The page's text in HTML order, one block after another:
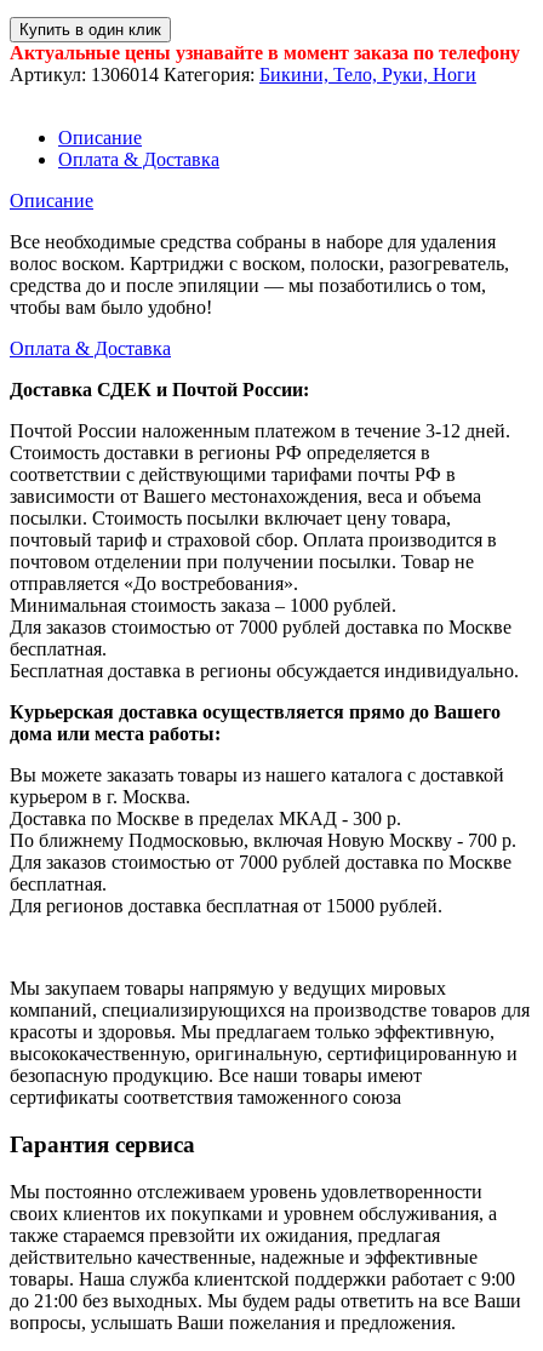
Купить в один клик
Актуальные цены узнавайте в момент заказа по телефону
Артикул: 1306014 Категория: Бикини, Тело, Руки, Ноги
Описание
Оплата & Доставка
Описание
Все необходимые средства собраны в наборе для удаления
волос воском. Картриджи с воском, полоски, разогреватель,
средства до и после эпиляции — мы позаботились о том,
чтобы вам было удобно!
Оплата & Доставка
Доставка СДЕК и Почтой России:
Почтой России наложенным платежом в течение 3-12 дней.
Стоимость доставки в регионы РФ определяется в
соответствии с действующими тарифами почты РФ в
зависимости от Вашего местонахождения, веса и объема
посылки. Стоимость посылки включает цену товара,
почтовый тариф и страховой сбор. Оплата производится в
почтовом отделении при получении посылки. Товар не
отправляется «До востребования».
Минимальная стоимость заказа – 1000 рублей.
Для заказов стоимостью от 7000 рублей доставка по Москве
бесплатная.
Бесплатная доставка в регионы обсуждается индивидуально.
Курьерская доставка осуществляется прямо до Вашего
дома или места работы:
Вы можете заказать товары из нашего каталога с доставкой
курьером в г. Москва.
Доставка по Москве в пределах МКАД - 300 р.
По ближнему Подмосковью, включая Новую Москву - 700 р.
Для заказов стоимостью от 7000 рублей доставка по Москве
бесплатная.
Для регионов доставка бесплатная от 15000 рублей.
Мы закупаем товары напрямую у ведущих мировых
компаний, специализирующихся на производстве товаров для
красоты и здоровья. Мы предлагаем только эффективную,
высококачественную, оригинальную, сертифицированную и
безопасную продукцию. Все наши товары имеют
сертификаты соответствия таможенного союза
Гарантия сервиса
Мы постоянно отслеживаем уровень удовлетворенности
своих клиентов их покупками и уровнем обслуживания, а
также стараемся превзойти их ожидания, предлагая
действительно качественные, надежные и эффективные
товары. Наша служба клиентской поддержки работает с 9:00
до 21:00 без выходных. Мы будем рады ответить на все Ваши
вопросы, услышать Ваши пожелания и предложения.